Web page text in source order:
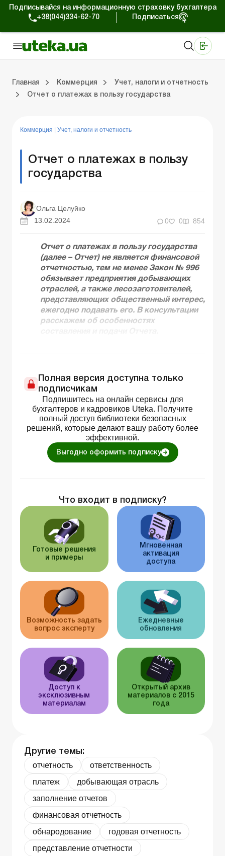
Подписывайся на информационную страховку бухгалтера
+38(044)334-62-70
Подписаться
Главная Коммерция
Учет, налоги и отчетность
Отчет о платежах в пользу государства
Коммерция Учет, налоги и отчетность
Отчет о платежах в пользу
государства
Ольга Целуйко
13.02.2024
0 0 854
Отчет о платежах в пользу государства
(далее – Отчет) не является финансовой
отчетностью, тем не менее Закон № 996
обязывает предприятия добывающих
отраслей, а также лесозаготовителей,
представляющих общественный интерес,
ежегодно подавать его. В консультации
расскажем об особенностях
Полная версия доступна только
подписчикам
Подпишитесь на онлайн сервисы для
бухгалтеров и кадровиков Uteka. Получите
полный доступ библиотеки безопасных
решений, которые делают вашу работу более
эффективной.
Выгодно оформить подписку
Что входит в подписку?
Готовые решения
и примеры
Мгновенная
активация
доступа
Возможность задать
вопрос эксперту
Ежедневные
обновления
Доступ к
эксклюзивным
материалам
Открытый архив
материалов с 2015
года
Другие темы:
отчетность
ответственность
платеж
добывающая отрасль
заполнение отчетов
финансовая отчетность
обнародование
годовая отчетность
представление отчетности